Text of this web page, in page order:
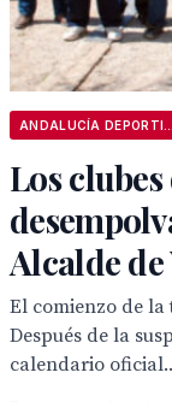
Los
Alcalde
El comienzo de
Después de la
calendario